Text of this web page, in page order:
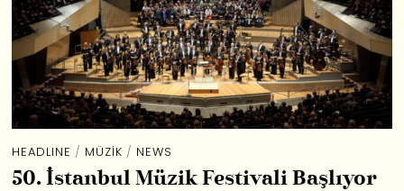
HEADLINE / MÜZIK / NEWS
50. İstanbul Müzik Festivali Başlıyor